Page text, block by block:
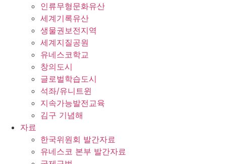
인류무형문화유산
세계기록유산
생물권보전지역
세계지질공원
유네스코학교
창의도시
글로벌학습도시
석좌/유니트윈
지속가능발전교육
김구 기념해
자료
한국위원회 발간자료
유네스코 본부 발간자료